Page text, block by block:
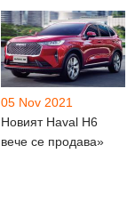
05 Nov 2021
Новият Haval H6
вече се продава»